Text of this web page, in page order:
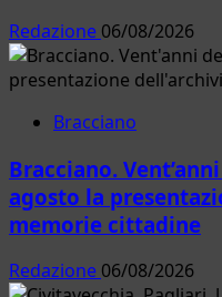
Redazione 06/08/2026
Bracciano
Bracciano.
agosto la
memorie cittadine
Redazione 06/08/2026